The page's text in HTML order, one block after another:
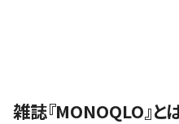
雑誌『MONOQLO』と